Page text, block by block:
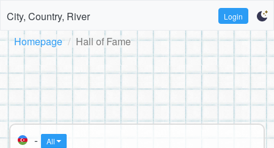
City, Country, River Login
Homepage Hall of Fame
- All